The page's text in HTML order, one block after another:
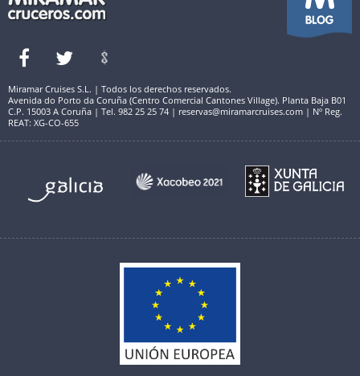
Miramar Cruises S.L. | Todos los derechos reservados.
Avenida do Porto da Coruña (Centro Comercial Cantones Village). Planta Baja B01
C.P. 15003 A Coruña | Tel. 982 25 25 74 | reservas@miramarcruises.com | Nº Reg.
REAT: XG-CO-655